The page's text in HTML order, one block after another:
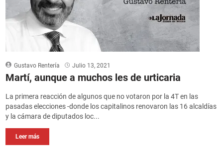
Gustavo Rentería Julio 13, 2021
Martí, aunque a muchos les de urticaria
La primera reacción de algunos que no votaron por la 4T en las
pasadas elecciones -donde los capitalinos renovaron las 16 alcaldías
y la cámara de diputados loc...
Leer más